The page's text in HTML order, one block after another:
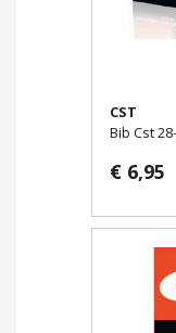
CST
Bib Cst
€ 6,95